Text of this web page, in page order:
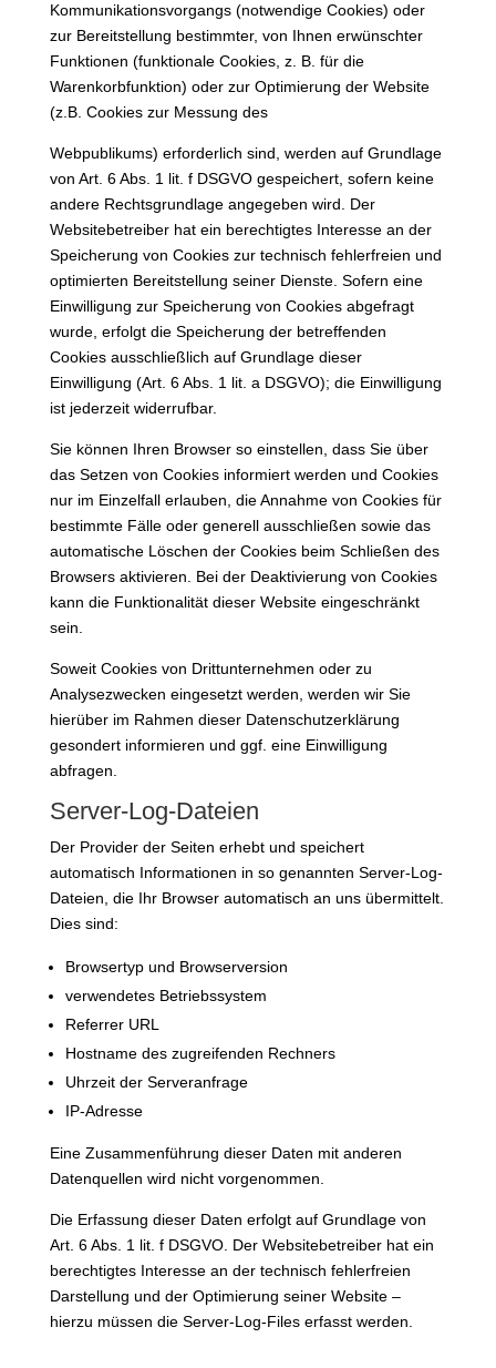
Kommunikationsvorgangs (notwendige Cookies) oder
zur Bereitstellung bestimmter, von Ihnen erwünschter
Funktionen (funktionale Cookies, z. B. für die
Warenkorbfunktion) oder zur Optimierung der Website
(z.B. Cookies zur Messung des
Webpublikums) erforderlich sind, werden auf Grundlage
von Art. 6 Abs. 1 lit. f DSGVO gespeichert, sofern keine
andere Rechtsgrundlage angegeben wird. Der
Websitebetreiber hat ein berechtigtes Interesse an der
Speicherung von Cookies zur technisch fehlerfreien und
optimierten Bereitstellung seiner Dienste. Sofern eine
Einwilligung zur Speicherung von Cookies abgefragt
wurde, erfolgt die Speicherung der betreffenden
Cookies ausschließlich auf Grundlage dieser
Einwilligung (Art. 6 Abs. 1 lit. a DSGVO); die Einwilligung
ist jederzeit widerrufbar.
Sie können Ihren Browser so einstellen, dass Sie über
das Setzen von Cookies informiert werden und Cookies
nur im Einzelfall erlauben, die Annahme von Cookies für
bestimmte Fälle oder generell ausschließen sowie das
automatische Löschen der Cookies beim Schließen des
Browsers aktivieren. Bei der Deaktivierung von Cookies
kann die Funktionalität dieser Website eingeschränkt
sein.
Soweit Cookies von Drittunternehmen oder zu
Analysezwecken eingesetzt werden, werden wir Sie
hierüber im Rahmen dieser Datenschutzerklärung
gesondert informieren und ggf. eine Einwilligung
abfragen.
Server-Log-Dateien
Der Provider der Seiten erhebt und speichert
automatisch Informationen in so genannten Server-Log-
Dateien, die Ihr Browser automatisch an uns übermittelt.
Dies sind:
Browsertyp und Browserversion
verwendetes Betriebssystem
Referrer URL
Hostname des zugreifenden Rechners
Uhrzeit der Serveranfrage
IP-Adresse
Eine Zusammenführung dieser Daten mit anderen
Datenquellen wird nicht vorgenommen.
Die Erfassung dieser Daten erfolgt auf Grundlage von
Art. 6 Abs. 1 lit. f DSGVO. Der Websitebetreiber hat ein
berechtigtes Interesse an der technisch fehlerfreien
Darstellung und der Optimierung seiner Website –
hierzu müssen die Server-Log-Files erfasst werden.